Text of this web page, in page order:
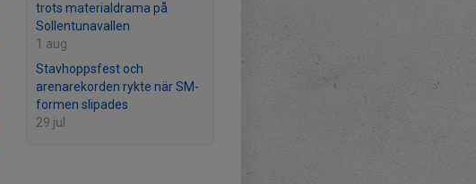
trots materialdrama på
Sollentunavallen
1 aug
Stavhoppsfest och
arenarekorden rykte när SM-
formen slipades
29 jul